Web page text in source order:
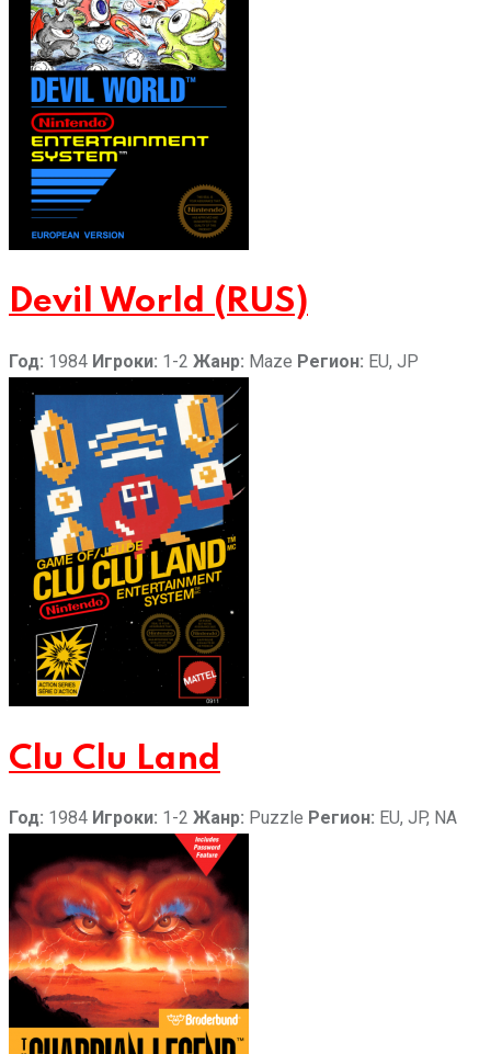
Devil World (RUS)
Год: 1984 Игроки: 1-2 Жанр: Maze Регион: EU, JP
Clu Clu Land
Год: 1984 Игроки: 1-2 Жанр: Puzzle Регион: EU, JP, NA